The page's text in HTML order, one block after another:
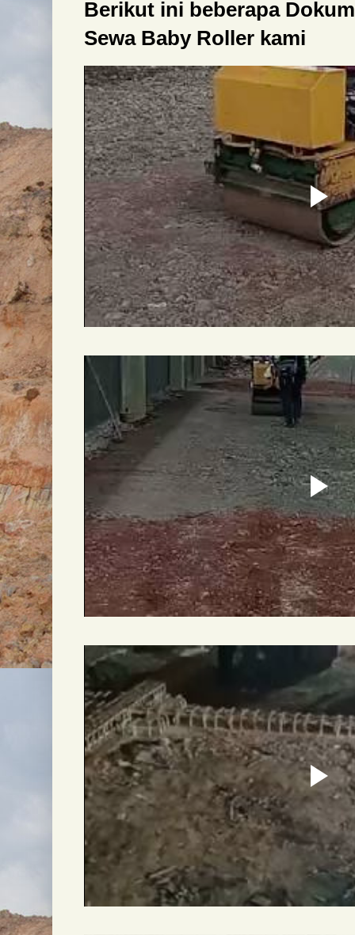
Berikut ini beberapa
Sewa Baby Roller kami